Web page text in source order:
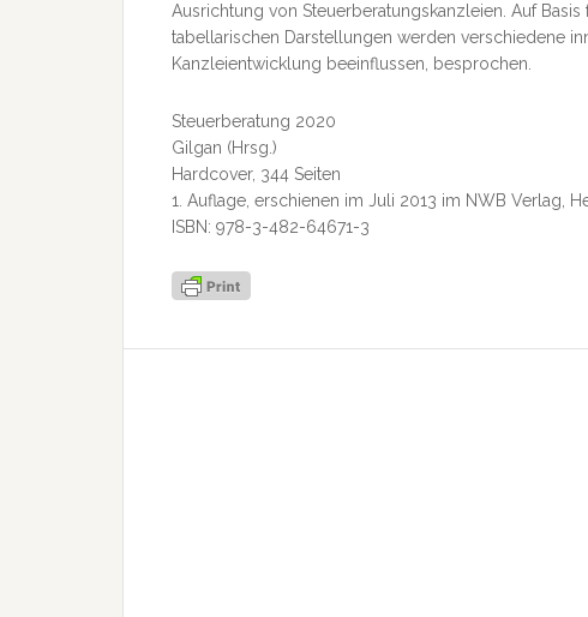
Ausrichtung von Steuerberatungskanzleien. Auf
tabellarischen Darstellungen werden verschiedene
Kanzleientwicklung beeinflussen, besprochen.
Steuerberatung 2020
Gilgan (Hrsg.)
Hardcover, 344 Seiten
1. Auflage, erschienen im Juli 2013 im NWB Verlag,
ISBN: 978-3-482-64671-3